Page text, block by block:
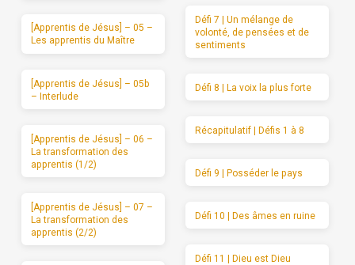
[Apprentis de Jésus] – 05 –
Les apprentis du Maître
[Apprentis de Jésus] – 05b
– Interlude
[Apprentis de Jésus] – 06 –
La transformation des
apprentis (1/2)
[Apprentis de Jésus] – 07 –
La transformation des
apprentis (2/2)
Défi 7 | Un mélange de
volonté, de pensées et de
sentiments
Défi 8 | La voix la plus forte
Récapitulatif | Défis 1 à 8
Défi 9 | Posséder le pays
Défi 10 | Des âmes en ruine
Défi 11 | Dieu est Dieu